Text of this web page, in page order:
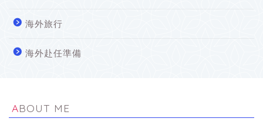
海外旅行
海外赴任準備
ABOUT ME